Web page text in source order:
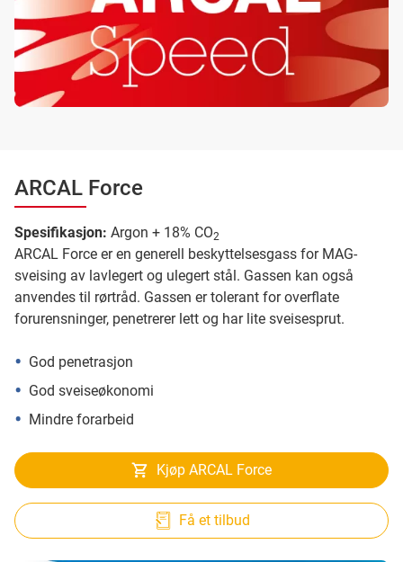
ARCAL Force
Spesifikasjon: Argon + 18% CO2
ARCAL Force er en generell beskyttelsesgass for MAG-
sveising av lavlegert og ulegert stål. Gassen kan også
anvendes til rørtråd. Gassen er tolerant for overflate
forurensninger, penetrerer lett og har lite sveisesprut.
God penetrasjon
God sveiseøkonomi
Mindre forarbeid
Kjøp ARCAL Force
Få et tilbud